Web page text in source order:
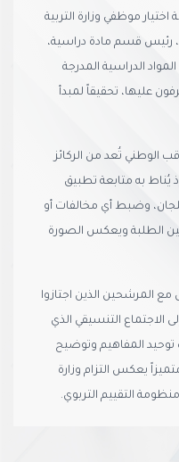
موظفي وزارة التربية
رئيس قسم مادة دراسية،
الدراسية المدرجة
عليها، تحقيقاً لمبدأ
الوطني تُعد من الركائز
يُناط به متابعة تطبيق
وضبط أي مخالفات أو
الطلبة ويعكس الصورة
مع المرشحين الذين اجتازوا
الاجتماع التنسيقي الذي
المفاهيم وتوضيح
يعكس التزام وزارة
منظومة التقييم التربوي.